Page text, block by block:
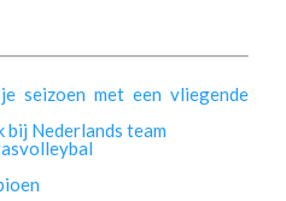
seizoen met een vliegende
Nederlands team